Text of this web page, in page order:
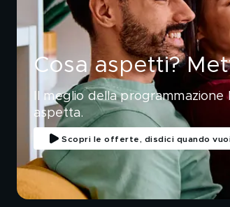
Cosa aspetti?
Il meglio della
aspetta.
Scopri le offerte, disdici quando